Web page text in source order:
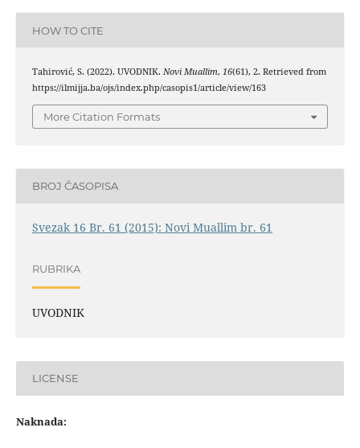
HOW TO CITE
Tahirović, S. (2022). UVODNIK. Novi Muallim, 16(61), 2. Retrieved from
https://ilmijja.ba/ojs/index.php/casopis1/article/view/163
More Citation Formats
BROJ ČASOPISA
Svezak 16 Br. 61 (2015): Novi Muallim br. 61
RUBRIKA
UVODNIK
LICENSE
Naknada: